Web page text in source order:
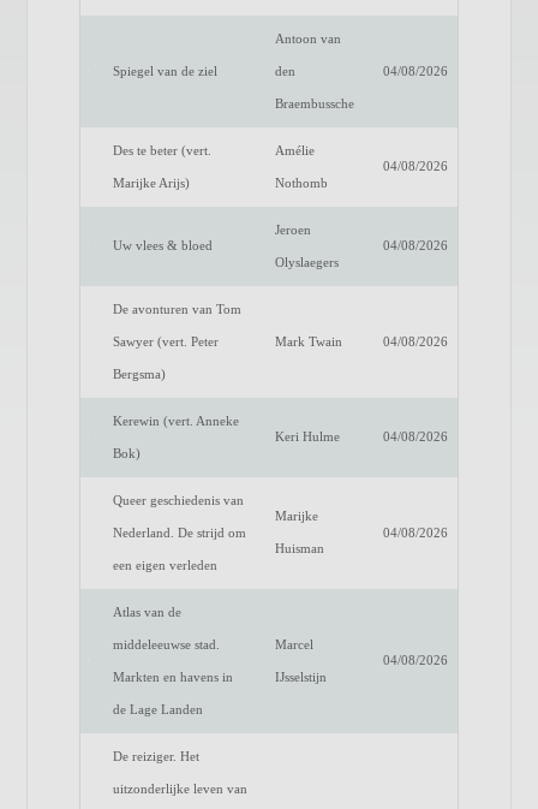
Spiegel van de ziel
Antoon van
den
Braembussche
04/08/2026
Des te beter (vert.
Marijke Arijs)
Amélie
Nothomb
04/08/2026
Uw vlees & bloed
Jeroen
Olyslaegers
04/08/2026
De avonturen van Tom
Sawyer (vert. Peter
Bergsma)
Mark Twain 04/08/2026
Kerewin (vert. Anneke
Bok)
Keri Hulme 04/08/2026
Queer geschiedenis van
Nederland. De strijd om
een eigen verleden
Marijke
Huisman
04/08/2026
Atlas van de
middeleeuwse stad.
Markten en havens in
de Lage Landen
Marcel
IJsselstijn
04/08/2026
De reiziger. Het
uitzonderlijke leven van